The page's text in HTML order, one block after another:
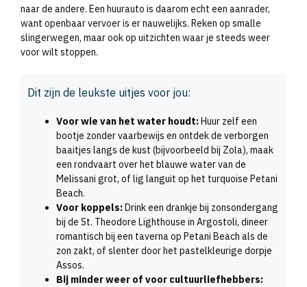
naar de andere. Een huurauto is daarom echt een aanrader,
want openbaar vervoer is er nauwelijks. Reken op smalle
slingerwegen, maar ook op uitzichten waar je steeds weer
voor wilt stoppen.
Dit zijn de leukste uitjes voor jou:
Voor wie van het water houdt: Huur zelf een
bootje zonder vaarbewijs en ontdek de verborgen
baaitjes langs de kust (bijvoorbeeld bij Zola), maak
een rondvaart over het blauwe water van de
Melissani grot, of lig languit op het turquoise Petani
Beach.
Voor koppels: Drink een drankje bij zonsondergang
bij de St. Theodore Lighthouse in Argostoli, dineer
romantisch bij een taverna op Petani Beach als de
zon zakt, of slenter door het pastelkleurige dorpje
Assos.
Bij minder weer of voor cultuurliefhebbers: